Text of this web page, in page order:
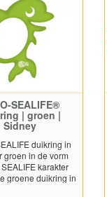
en waterpret!
3 stuks en wordt
in een mesh tasje
SEALIFE®
| groen |
Sidney
duikring in
groen in de vorm
karakter
groene duikring in